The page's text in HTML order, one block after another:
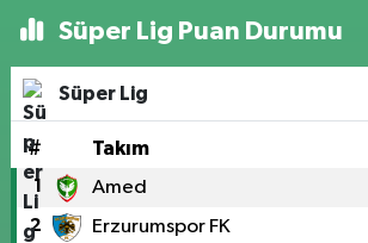
Süper Lig Puan Durumu
Süper Lig
# Takım
1 Amed
2 Erzurumspor FK